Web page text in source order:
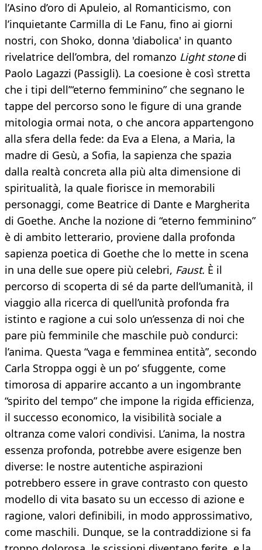
l’Asino d’oro di Apuleio, al Romanticismo, con
l’inquietante Carmilla di Le Fanu, fino ai giorni
nostri, con Shoko, donna 'diabolica' in quanto
rivelatrice dell’ombra, del romanzo Light stonedi
Paolo Lagazzi (Passigli). La coesione è così stretta
che i tipi dell’“eterno femminino” che segnano le
tappe del percorso sono le figure di una grande
mitologia ormai nota, o che ancora appartengono
alla sfera della fede: da Eva a Elena, a Maria, la
madre di Gesù, a Sofia, la sapienza che spazia
dalla realtà concreta alla più alta dimensione di
spiritualità, la quale fiorisce in memorabili
personaggi, come Beatrice di Dante e Margherita
di Goethe. Anche la nozione di “eterno femminino”
è di ambito letterario, proviene dalla profonda
sapienza poetica di Goethe che lo mette in scena
in una delle sue opere più celebri, Faust. È il
percorso di scoperta di sé da parte dell’umanità, il
viaggio alla ricerca di quell’unità profonda fra
istinto e ragione a cui solo un’essenza di noi che
pare più femminile che maschile può condurci:
l’anima. Questa “vaga e femminea entità”, secondo
Carla Stroppa oggi è un po’ sfuggente, come
timorosa di apparire accanto a un ingombrante
“spirito del tempo” che impone la rigida efficienza,
il successo economico, la visibilità sociale a
oltranza come valori condivisi. L’anima, la nostra
essenza profonda, potrebbe avere esigenze ben
diverse: le nostre autentiche aspirazioni
potrebbero essere in grave contrasto con questo
modello di vita basato su un eccesso di azione e
ragione, valori definibili, in modo approssimativo,
come maschili. Dunque, se la contraddizione si fa